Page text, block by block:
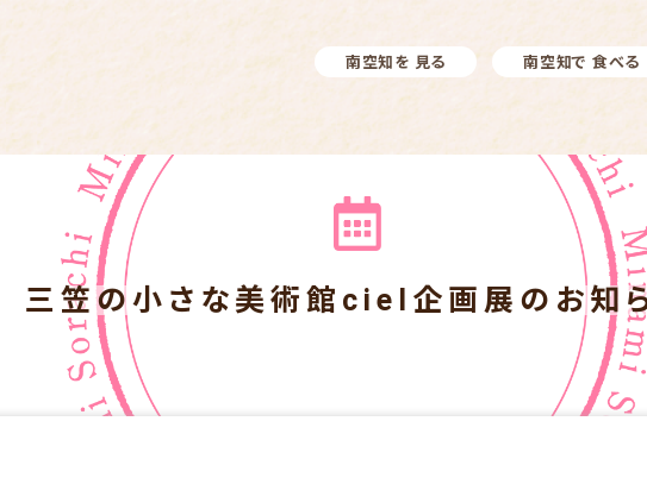
南空知を 見る 南空知で 食べる
三笠の小さな美術館ciel企画展のお知